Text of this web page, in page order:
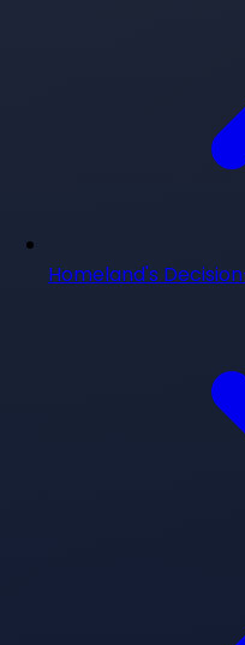
Homeland's